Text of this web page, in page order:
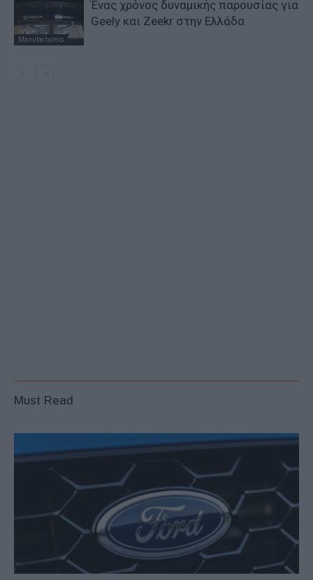
Manufacturers
Ένας χρόνος δυναμικής παρουσίας για
Geely και Zeekr στην Ελλάδα
Must Read